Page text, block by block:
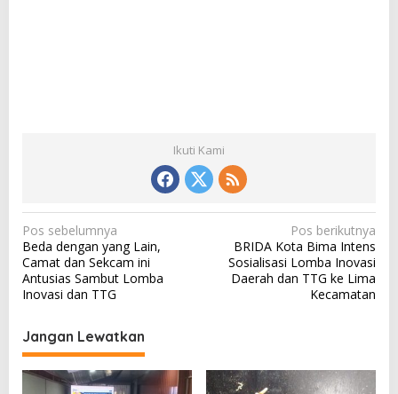
Ikuti Kami
N
a
v
i
g
a
s
Pos sebelumnya
Beda dengan yang Lain,
Camat dan Sekcam ini
Antusias Sambut Lomba
Inovasi dan TTG
Pos berikutnya
BRIDA Kota Bima Intens
Sosialisasi Lomba Inovasi
Daerah dan TTG ke Lima
Kecamatan
Jangan Lewatkan